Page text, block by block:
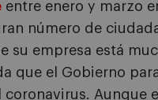
entre enero y marzo
número de
su empresa está
que el Gobierno
coronavirus. Aunque